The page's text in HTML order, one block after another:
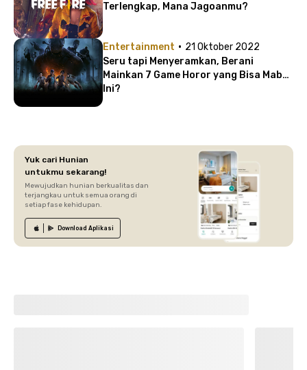
Terlengkap, Mana Jagoanmu?
Entertainment · 21 Oktober 2022
Seru tapi Menyeramkan, Berani
Mainkan 7 Game Horor yang Bisa Mabar
Ini?
Yuk cari Hunian
untukmu sekarang!
Mewujudkan hunian berkualitas dan
terjangkau untuk semua orang di
setiap fase kehidupan.
Download Aplikasi